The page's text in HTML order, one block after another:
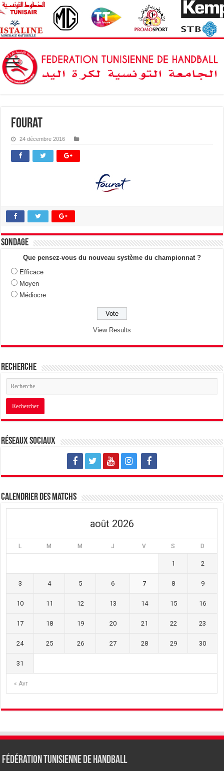
fourat
24 décembre 2016
Sondage
Que pensez-vous du nouveau système du championnat ?
Efficace
Moyen
Médiocre
View Results
Recherche
Réseaux sociaux
Calendrier des matchs
août 2026
L M M J V S D
« Avr
1 2
3 4 5 6 7 8 9
10 11 12 13 14 15 16
17 18 19 20 21 22 23
24 25 26 27 28 29 30
31
Fédération tunisienne de Handball